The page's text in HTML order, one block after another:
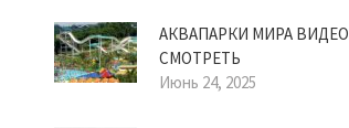
АКВАПАРКИ МИРА ВИДЕО
СМОТРЕТЬ
Июнь 24, 2025